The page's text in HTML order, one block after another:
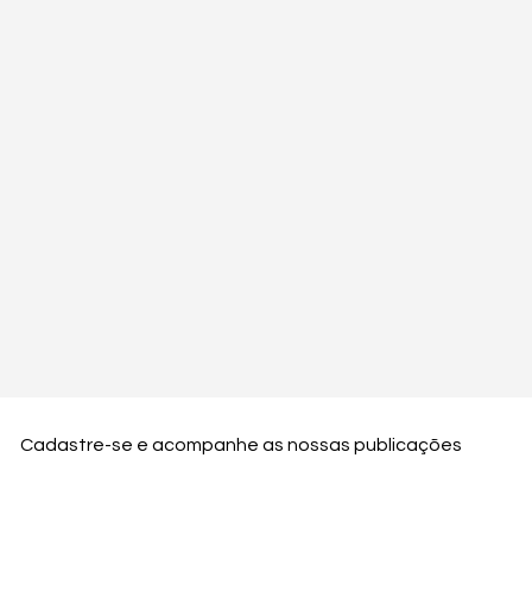
Cadastre-se e acompanhe as nossas publicações